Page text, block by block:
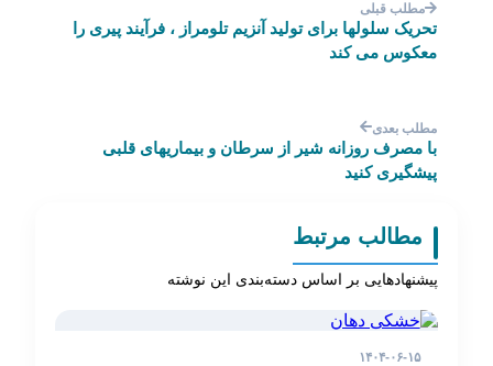
مطلب قبلی
تحریک سلولها برای تولید آنزیم تلومراز ، فرآیند پیری را
معکوس می کند
مطلب بعدی
با مصرف روزانه شیر از سرطان و بیماریهای قلبی
پیشگیری کنید
مطالب مرتبط
پیشنهادهایی بر اساس دسته‌بندی این نوشته
۱۴۰۴-۰۶-۱۵